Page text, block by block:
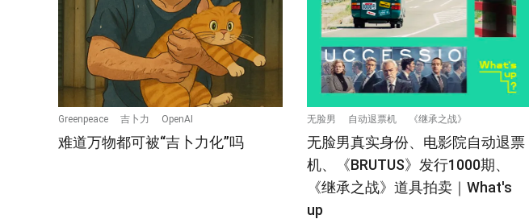
Greenpeace 吉卜力 OpenAI
难道万物都可被“吉卜力化”吗
无脸男 自动退票机 《继承之战》
无脸男真实身份、电影院自动退票
机、《BRUTUS》发行1000期、
《继承之战》道具拍卖｜What's
up